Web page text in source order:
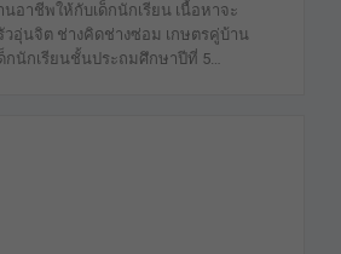
นอาชีพให้กับเด็กนักเรียน เนื้อหาจะ
อุ่นจิต ช่างคิดช่างซ่อม เกษตรคู่บ้าน
กนักเรียนชั้นประถมศึกษาปีที่ 5…